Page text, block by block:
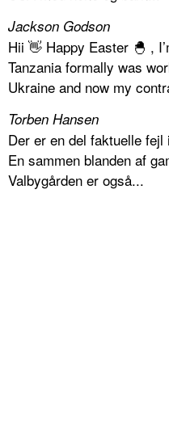
Jackson Godson
Hii 👋 Happy Easter 🐣 ,
Tanzania formally was
Ukraine and now my
Torben Hansen
Der er en del faktuelle
En sammen blanden af
Valbygården er også...